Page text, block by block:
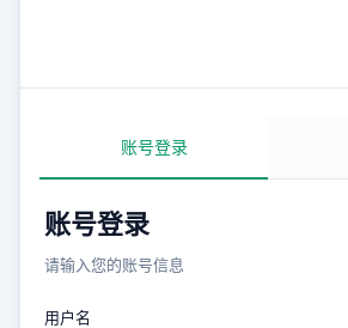
账号登录
账号登录
请输入您的账号信息
用户名